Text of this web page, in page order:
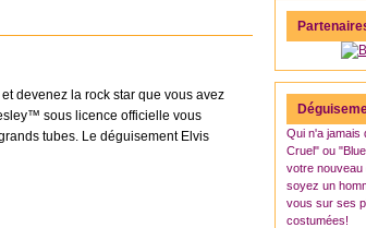
devenez la rock star que vous avez
sous licence officielle vous
tubes. Le déguisement Elvis
Qui n'a jamais
Cruel" ou
votre nouveau
soyez un
vous sur ses
costumées!